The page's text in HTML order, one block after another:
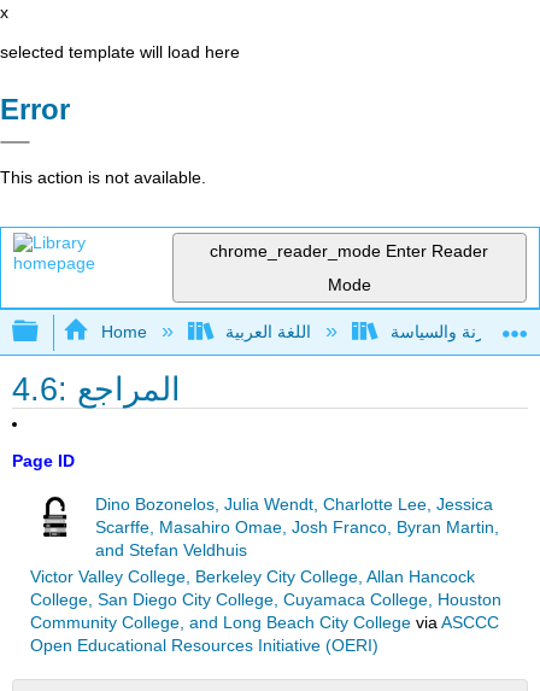
x
selected template will load here
Error
This action is not available.
chrome_reader_mode Enter Reader
Mode
Expand/collapse global hierarchy
Home
4.6: المراجع
Page ID
Dino Bozonelos, Julia Wendt, Charlotte Lee, Jessica
Scarffe, Masahiro Omae, Josh Franco, Byran Martin,
and Stefan Veldhuis
Victor Valley College, Berkeley City College, Allan Hancock
College, San Diego City College, Cuyamaca College, Houston
Community College, and Long Beach City Collegevia ASCCC
Open Educational Resources Initiative (OERI)